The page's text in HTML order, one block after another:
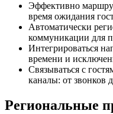
Эффективно
время ожидания
Автоматически
коммуникации для
Интегрироваться
времени и
Связываться с
каналы: от звонков
Региональные